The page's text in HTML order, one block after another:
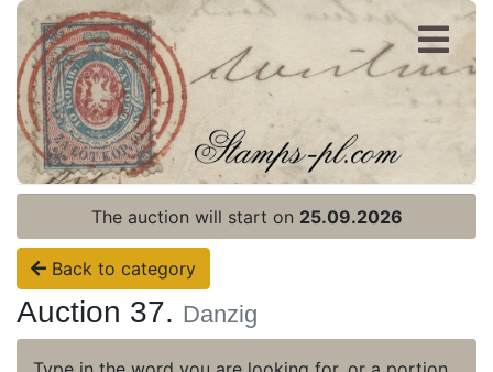
Register
Login
The auction will start on 25.09.2026
Back to category
Auction 37. Danzig